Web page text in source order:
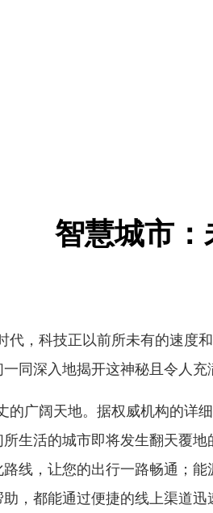
智慧城市
，科技正以前所未有的速度
同深入地揭开这神秘且令人充
广阔天地。据权威机构的详
生活的城市即将发生翻天覆
线，让您的出行一路畅通；
，都能通过便捷的线上渠道